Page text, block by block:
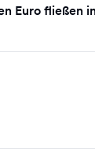
Euro fließen